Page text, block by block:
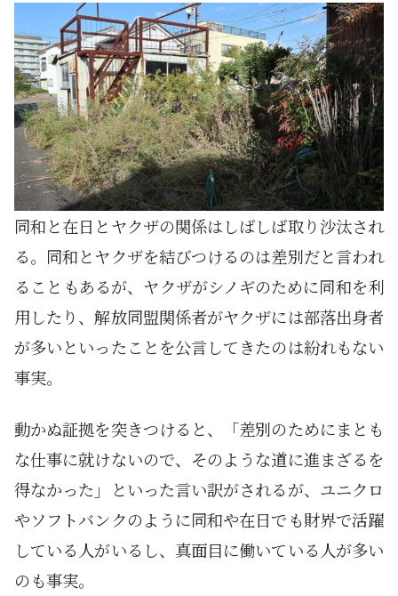
同和と在日とヤクザの関係はしばしば取り沙汰され
る。同和とヤクザを結びつけるのは差別だと言われ
ることもあるが、ヤクザがシノギのために同和を利
用したり、解放同盟関係者がヤクザには部落出身者
が多いといったことを公言してきたのは紛れもない
事実。
動かぬ証拠を突きつけると、「差別のためにまとも
な仕事に就けないので、そのような道に進まざるを
得なかった」といった言い訳がされるが、ユニクロ
やソフトバンクのように同和や在日でも財界で活躍
している人がいるし、真面目に働いている人が多い
のも事実。